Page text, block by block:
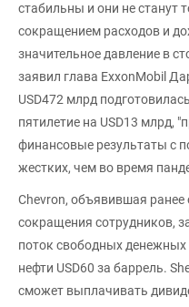
стабильны и они не станут
сокращением расходов и
значительное давление в
заявил глава ExxonMobil
USD472 млрд
пятилетие на USD13 млрд,
финансовые результаты с
жестких, чем во время
Chevron, объявившая ранее
сокращения сотрудников,
поток свободных денежных
нефти USD60 за баррель.
сможет выплачивать